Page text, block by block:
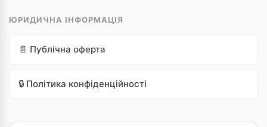
ЮРИДИЧНА ІНФОРМАЦІЯ
📄 Публічна оферта
🔒 Політика конфіденційності